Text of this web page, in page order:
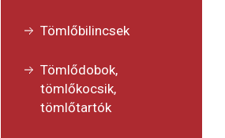
Tömlőbilincsek
Tömlődobok,
tömlőkocsik,
tömlőtartók